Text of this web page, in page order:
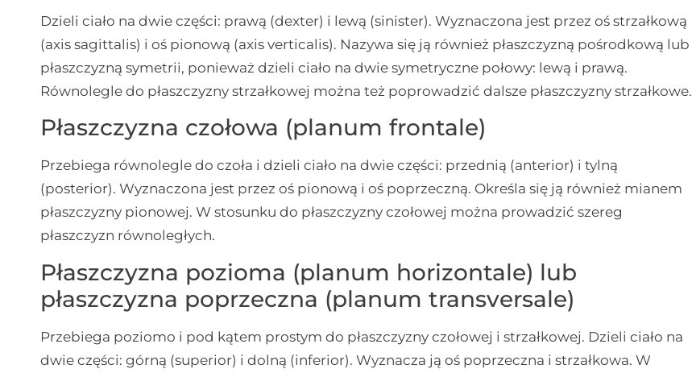
Dzieli ciało na dwie części: prawą (dexter) i lewą (sinister). Wyznaczona jest przez oś strzałkową
(axis sagittalis) i oś pionową (axis verticalis). Nazywa się ją również płaszczyzną pośrodkową lub
płaszczyzną symetrii, ponieważ dzieli ciało na dwie symetryczne połowy: lewą i prawą.
Równolegle do płaszczyzny strzałkowej można też poprowadzić dalsze płaszczyzny strzałkowe.
Płaszczyzna czołowa (planum frontale)
Przebiega równolegle do czoła i dzieli ciało na dwie części: przednią (anterior) i tylną
(posterior). Wyznaczona jest przez oś pionową i oś poprzeczną. Określa się ją również mianem
płaszczyzny pionowej. W stosunku do płaszczyzny czołowej można prowadzić szereg
płaszczyzn równoległych.
Płaszczyzna pozioma (planum horizontale) lub
płaszczyzna poprzeczna (planum transversale)
Przebiega poziomo i pod kątem prostym do płaszczyzny czołowej i strzałkowej. Dzieli ciało na
dwie części: górną (superior) i dolną (inferior). Wyznacza ją oś poprzeczna i strzałkowa. W